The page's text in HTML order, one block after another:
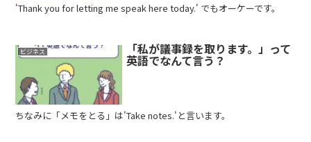
'Thank you for letting me speak here today.' でもオーケーです。
ビジネス 「私が議事録を取ります。」って
英語でなんて言う？
ちなみに「メモをとる」は'Take notes.'と言います。